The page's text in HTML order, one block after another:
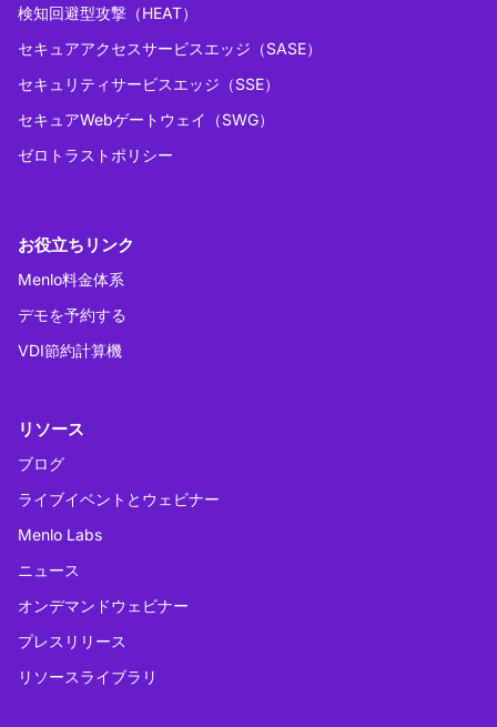
検知回避型攻撃（HEAT）
セキュアアクセスサービスエッジ（SASE）
セキュリティサービスエッジ（SSE）
セキュアWebゲートウェイ（SWG）
ゼロトラストポリシー
お役立ちリンク
Menlo料金体系
デモを予約する
VDI節約計算機
リソース
ブログ
ライブイベントとウェビナー
Menlo Labs
ニュース
オンデマンドウェビナー
プレスリリース
リソースライブラリ